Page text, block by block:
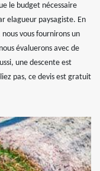
le budget nécessaire
elagueur paysagiste. En
vous fournirons un
évaluerons avec de
une descente est
pas, ce devis est gratuit